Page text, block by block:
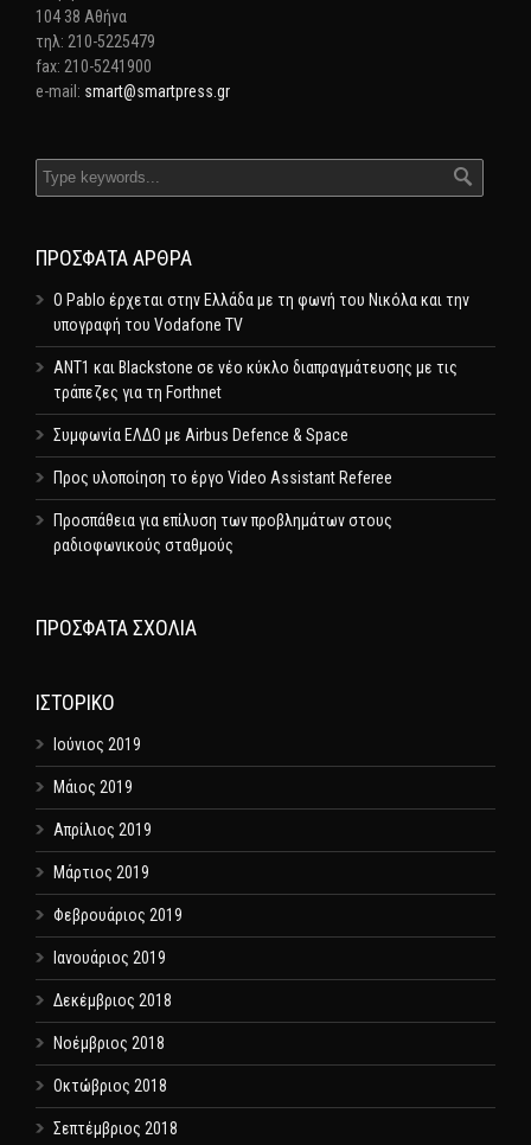
104 38 Αθήνα
τηλ: 210-5225479
fax: 210-5241900
e-mail: smart@smartpress.gr
ΠΡΌΣΦΑΤΑ ΆΡΘΡΑ
Ο Pablo έρχεται στην Ελλάδα με τη φωνή του Νικόλα και την
υπογραφή του Vodafone TV
ΑΝΤ1 και Blackstone σε νέο κύκλο διαπραγμάτευσης με τις
τράπεζες για τη Forthnet
Συμφωνία ΕΛΔΟ με Airbus Defence & Space
Προς υλοποίηση το έργο Video Assistant Referee
Προσπάθεια για επίλυση των προβλημάτων στους
ραδιοφωνικούς σταθμούς
ΠΡΌΣΦΑΤΑ ΣΧΌΛΙΑ
ΙΣΤΟΡΙΚΌ
Ιούνιος 2019
Μάιος 2019
Απρίλιος 2019
Μάρτιος 2019
Φεβρουάριος 2019
Ιανουάριος 2019
Δεκέμβριος 2018
Νοέμβριος 2018
Οκτώβριος 2018
Σεπτέμβριος 2018